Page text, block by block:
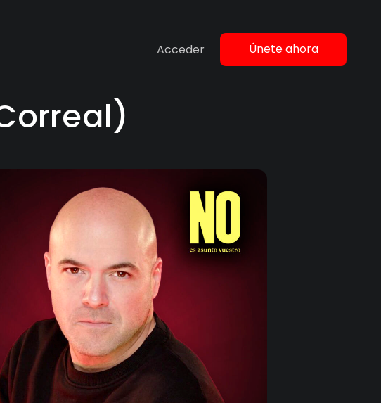
Acceder Únete ahora